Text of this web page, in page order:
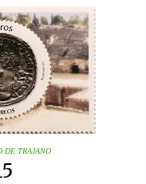
DE TRAJANO